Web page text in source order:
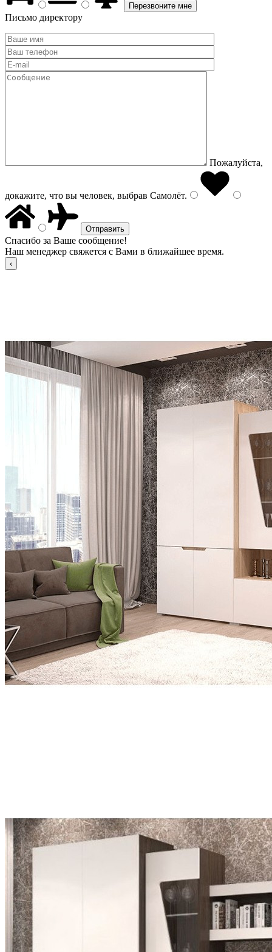
Письмо директору
Пожалуйста,
докажите, что вы человек, выбрав Самолёт.
Спасибо за Ваше сообщение!
Наш менеджер свяжется с Вами в ближайшее время.